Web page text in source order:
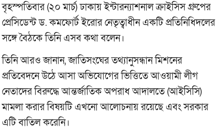
বৃহস্পতিবার (২০ মার্চ) ঢাকায় ইন্টারন্যাশনাল ক্রাইসিস গ্রুপের
প্রেসিডেন্ট ড. কমফোর্ট ইরোর নেতৃত্বাধীন একটি প্রতিনিধিদলের
সঙ্গে বৈঠকে তিনি এসব কথা বলেন।
তিনি আরও জানান, জাতিসংঘের তথ্যানুসন্ধান মিশনের
প্রতিবেদনে উঠে আসা অভিযোগের ভিত্তিতে আওয়ামী লীগ
নেতাদের বিরুদ্ধে আন্তর্জাতিক অপরাধ আদালতে (আইসিসি)
মামলা করার বিষয়টি এখনো আলোচনায় রয়েছে এবং সরকার
এটি বাতিল করেনি।